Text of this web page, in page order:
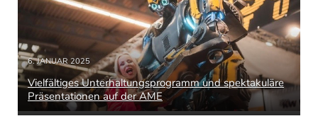
6. JANUAR 2025
Vielfältiges Unterhaltungsprogramm und spektakuläre
Präsentationen auf der AME